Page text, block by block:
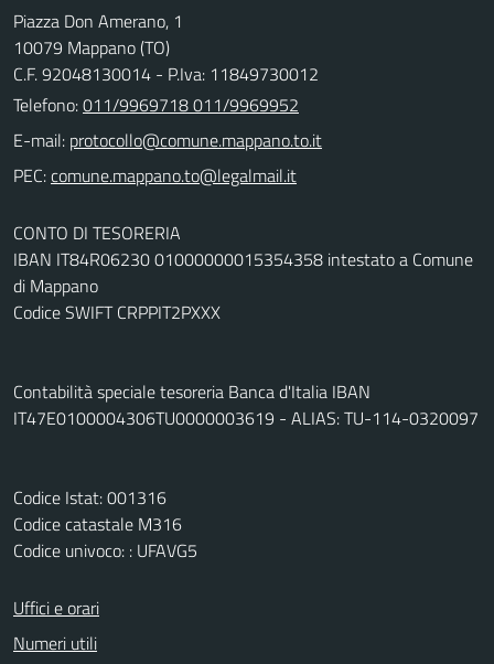
Piazza Don Amerano, 1
10079 Mappano (TO)
C.F. 92048130014 - P.Iva: 11849730012
Telefono:011/9969718 011/9969952
E-mail:
PEC:
CONTO DI TESORERIA
IBAN IT84R06230 01000000015354358 intestato a Comune
di Mappano
Codice SWIFT CRPPIT2PXXX
Contabilità speciale tesoreria Banca d'Italia IBAN
IT47E0100004306TU0000003619 - ALIAS: TU-114-0320097
Codice Istat: 001316
Codice catastale M316
Codice univoco: : UFAVG5
Uffici e orari
Numeri utili